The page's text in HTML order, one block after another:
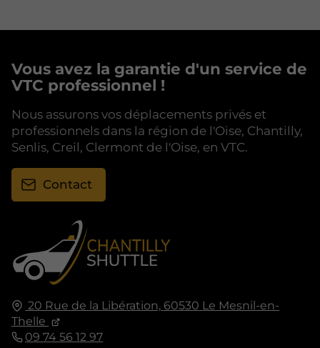
20 Rue de la Libération, 60530 Le Mesnil-en-
Thelle
09 74 56 12 97
Vous avez la garantie d'un service de
VTC professionnel !
Nous assurons vos déplacements privés et
professionnels dans la région de l'Oise, Chantilly,
Senlis, Creil, Clermont de l'Oise, en VTC.
Contact